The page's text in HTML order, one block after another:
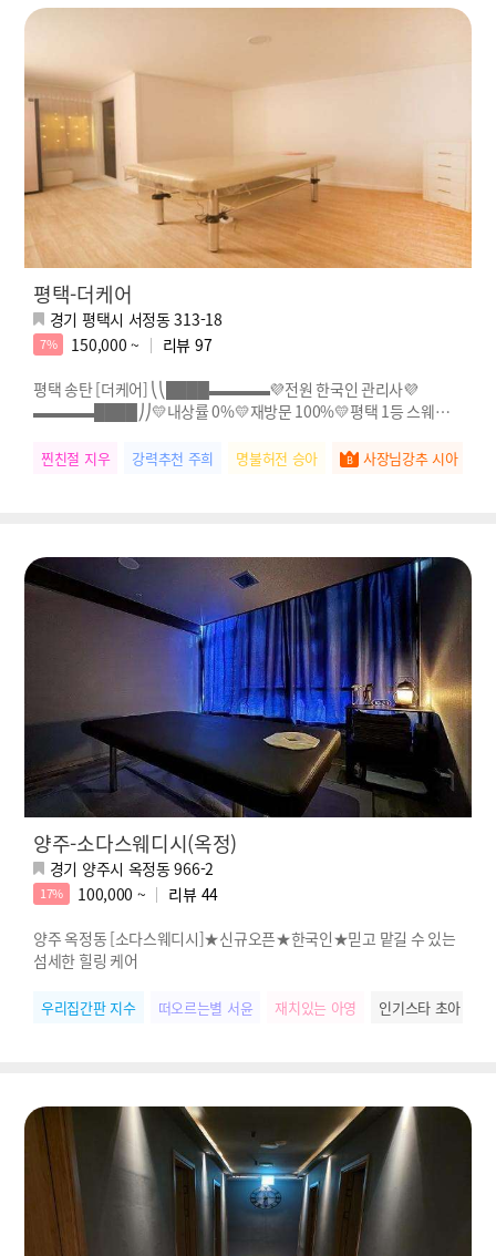
평택-더케어
경기 평택시 서정동 313-18
7% 150,000 ~ 리뷰 97
평택 송탄 [더케어] ⎝⎝████▬▬▬▬💜전원 한국인 관리사💜
▬▬▬▬████⎠⎠💛내상률 0%💛재방문 100%💛평택 1등 스웨디시
찐친절 지우 강력추천 주희 명불허전 승아 사장님강추 시아
양주-소다스웨디시(옥정)
경기 양주시 옥정동 966-2
17% 100,000 ~ 리뷰 44
양주 옥정동 [소다스웨디시]★신규오픈★한국인★믿고 맡길 수 있는
섬세한 힐링 케어
우리집간판 지수 떠오르는별 서윤 재치있는 아영 인기스타 초아